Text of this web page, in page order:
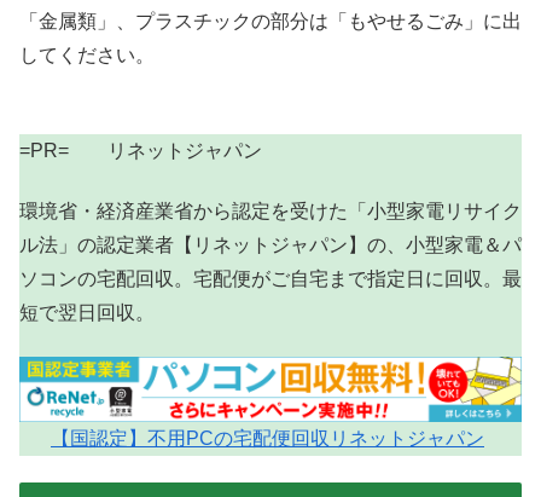
「金属類」、プラスチックの部分は「もやせるごみ」に出
してください。
=PR= リネットジャパン
環境省・経済産業省から認定を受けた「小型家電リサイク
ル法」の認定業者【リネットジャパン】の、小型家電＆パ
ソコンの宅配回収。宅配便がご自宅まで指定日に回収。最
短で翌日回収。
【国認定】不用PCの宅配便回収リネットジャパン